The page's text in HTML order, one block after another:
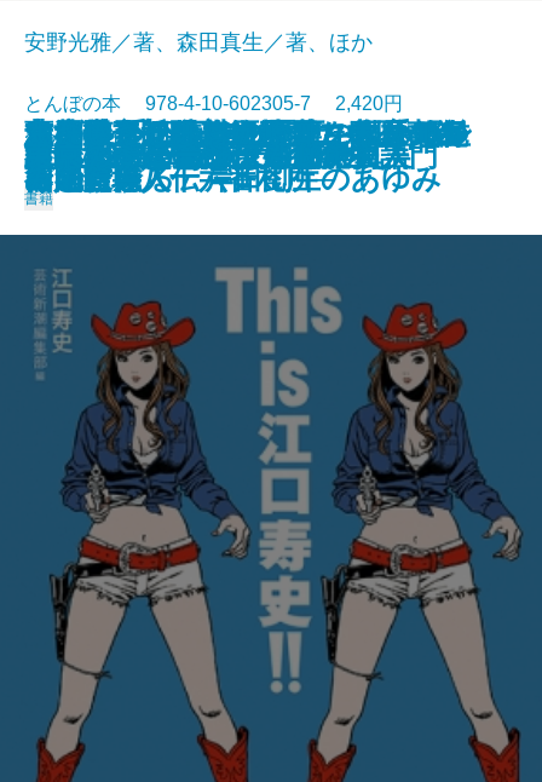
新版 宇野千代 女の一生
志度寺 千四百年の歴史の玉手箱─
四国霊場八十六番札所─
白洲正子が愛した京都
蔦屋重三郎のエロチカ 歌麿の春
画と吉原
「ベルサイユのばら」の真実
原田マハのポスト印象派物語
21世紀のための三島由紀夫入門
青池保子 騒がしき男たちとマン
ガの冒険
国宝クラス仏をさがせ！
はじめてであう安野光雅
安野光雅／著、森田真生／著、ほか
とんぼの本 978-4-10-602305-7 2,420円
2023/11/01
書籍
This is 江口寿史!!
太古の奇想と超絶技巧 中国青銅
器入門
リ・アルティジャーニ―ルネサン
ス画家職人伝―
つげ義春 名作原画とフランス紀
行
京都国立近代美術館のコレクショ
ンでたどる 岸田劉生のあゆみ
谷内六郎 いつか見た夢
謎解き 鳥獣戯画
あの懐かしい味の野菜を自分でつ
くる
またいつか歩きたい町―私の町並
み紀行―
東京のミュージアム100